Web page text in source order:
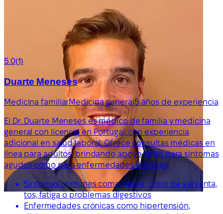
5.0(1)
Duarte Meneses
Medicina familiarMedicina general5 años de experiencia
El Dr. Duarte Meneses es médico de familia y medicina
general con licencia en Portugal, con experiencia
adicional en salud laboral. Ofrece consultas médicas en
línea para adultos, brindando apoyo tanto para síntomas
agudos como para enfermedades crónicas.
Síntomas comunes como fiebre, dolor de garganta,
tos, fatiga o problemas digestivos
Enfermedades crónicas como hipertensión,